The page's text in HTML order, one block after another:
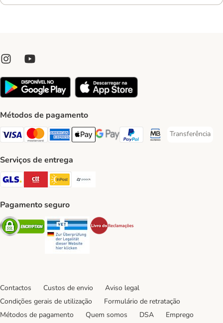
Métodos de pagamento
Visa Payment Method
Mastercard Payment Method
American Express Payment Method
Apple Pay Payment Method
Google Pay Payment Method
PayPal Payment Method
Multibanco Payment
Transferência
Transferência
Serviços de entrega
GLS Shipping Method
CTTExpress Shipping Method
InPost Shipping Method
Pagamento seguro
Security Security
Contactos Custos de envio
Aviso legal
Condições gerais de utilização
Formulário de retratação
Métodos de pagamento
Quem somos DSA Emprego